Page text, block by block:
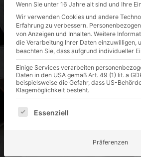
Wenn Sie unter 16 Jahre alt sind und Ihre
Wir verwenden Cookies und andere
Erfahrung zu verbessern.
von Anzeigen und Inhalten. Weitere
die Verarbeitung Ihrer Daten einzuwilligen,
beachten Sie, dass aufgrund individueller
Einige Services verarbeiten
Daten in den USA gemäß Art. 49 (1) lit. a
beispielsweise die Gefahr, dass US-
Klagemöglichkeit besteht.
Es folgt eine Liste der Service-
Essenziell
Präferenzen